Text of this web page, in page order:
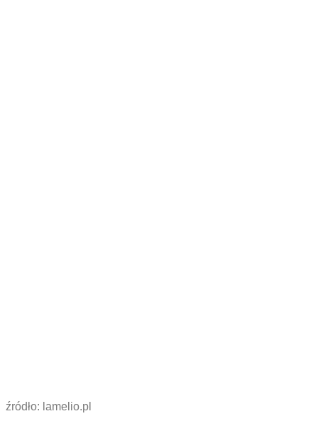
źródło: lamelio.pl